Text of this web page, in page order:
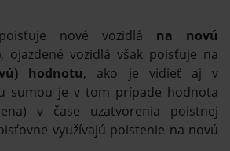
nové vozidlá na novú
, ojazdené vozidlá však poisťuje na
hodnotu, ako je vidieť aj v
sumou je v tom prípade hodnota
v čase uzatvorenia poistnej
využívajú poistenie na novú